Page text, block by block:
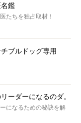
名鑑
たちを独占取材！
ブルドッグ専用
ーダーになるのダ。
になるための秘訣を解